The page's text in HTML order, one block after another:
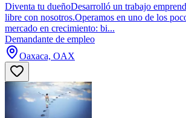
Diventa tu dueñoDesarrolló un trabajo
libre con nosotros.Operamos en uno de los
mercado en crecimiento: bi...
Demandante de empleo
Oaxaca, OAX